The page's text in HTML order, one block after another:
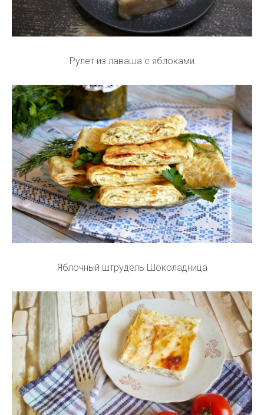
Рулет из лаваша с яблоками
Яблочный штрудель Шоколадница